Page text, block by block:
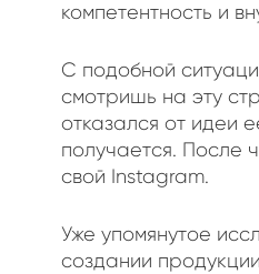
компетентность и
С подобной
смотришь на эту
отказался от идеи
получается. После
свой Instagram.
Уже упомянутое
создании